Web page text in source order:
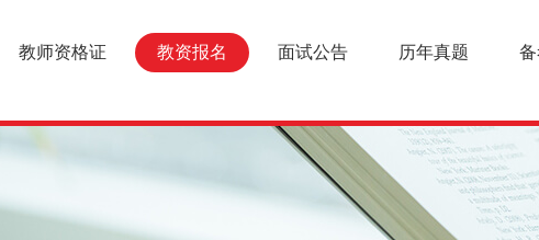
教师资格证 教资报名 面试公告 历年真题